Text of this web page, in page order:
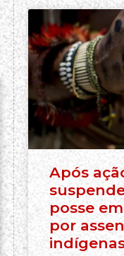
Após
posse
por